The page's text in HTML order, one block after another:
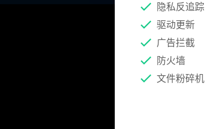
隐私反追踪
驱动更新
广告拦截
防火墙
文件粉碎机